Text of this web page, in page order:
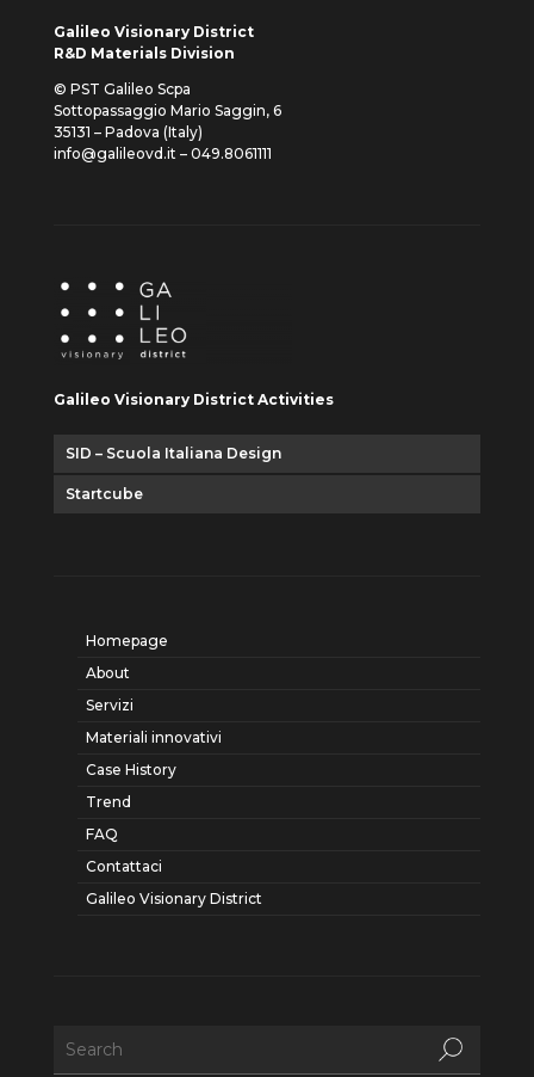
Galileo Visionary District
R&D Materials Division
© PST Galileo Scpa
Sottopassaggio Mario Saggin, 6
35131 – Padova (Italy)
info@galileovd.it – 049.8061111
Galileo Visionary District Activities
SID – Scuola Italiana Design
Startcube
Homepage
About
Servizi
Materiali innovativi
Case History
Trend
FAQ
Contattaci
Galileo Visionary District